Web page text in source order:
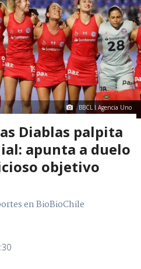
BBCL I Agencia Uno
Diablas palpita
apunta a duelo
objetivo
en BioBioChile